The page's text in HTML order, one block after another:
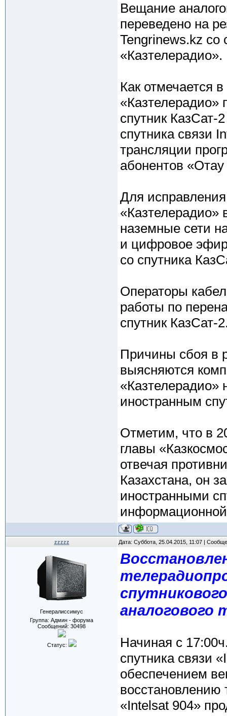
Вещание
переведено на
Tengrinews.kz со
«Казтелерадио».
Как отмечается
«Казтелерадио»
спутник КазСат-
спутника связи
трансляции
абонентов
Для
«Казтелерадио»
наземные сети
и цифровое
со спутника
Операторы
работы по
спутник КазСат-
Причины сбоя в
выясняются
«Казтелерадио»
иностранным
Отметим, что в
главы
отвечая
Казахстана, он
иностранными
zzzzz Дата: Суббота, 25.04.2015, 11:07 |
Генералиссимус
Группа: Админ - форума
Сообщений: 30498
Статус:
аналогового
Начиная с
спутника связи
обеспечением
восстановлению
«Intelsat 904»